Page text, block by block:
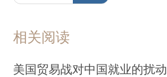
相关阅读
美国贸易战对中国就业的扰动